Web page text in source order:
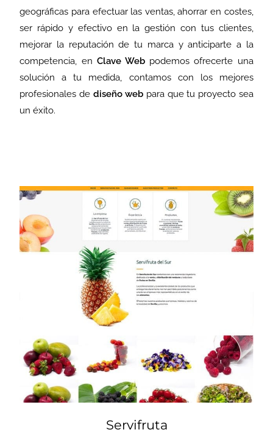
geográficas para efectuar las ventas, ahorrar en costes,
ser rápido y efectivo en la gestión con tus clientes,
mejorar la reputación de tu marca y anticiparte a la
competencia, en Clave Web podemos ofrecerte una
solución a tu medida, contamos con los mejores
profesionales de diseño web para que tu proyecto sea
un éxito.
Servifruta